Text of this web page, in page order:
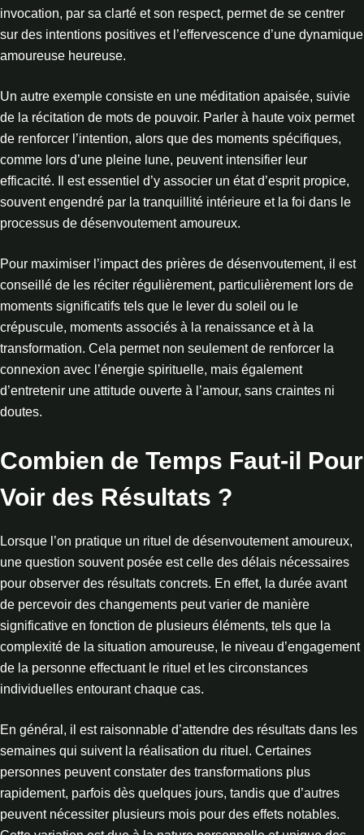
invocation, par sa clarté et son respect, permet de se centrer
sur des intentions positives et l’effervescence d’une dynamique
amoureuse heureuse.
Un autre exemple consiste en une méditation apaisée, suivie
de la récitation de mots de pouvoir. Parler à haute voix permet
de renforcer l’intention, alors que des moments spécifiques,
comme lors d’une pleine lune, peuvent intensifier leur
efficacité. Il est essentiel d’y associer un état d’esprit propice,
souvent engendré par la tranquillité intérieure et la foi dans le
processus de désenvoutement amoureux.
Pour maximiser l’impact des prières de désenvoutement, il est
conseillé de les réciter régulièrement, particulièrement lors de
moments significatifs tels que le lever du soleil ou le
crépuscule, moments associés à la renaissance et à la
transformation. Cela permet non seulement de renforcer la
connexion avec l’énergie spirituelle, mais également
d’entretenir une attitude ouverte à l’amour, sans craintes ni
doutes.
Combien de Temps Faut-il Pour
Voir des Résultats ?
Lorsque l’on pratique un rituel de désenvoutement amoureux,
une question souvent posée est celle des délais nécessaires
pour observer des résultats concrets. En effet, la durée avant
de percevoir des changements peut varier de manière
significative en fonction de plusieurs éléments, tels que la
complexité de la situation amoureuse, le niveau d’engagement
de la personne effectuant le rituel et les circonstances
individuelles entourant chaque cas.
En général, il est raisonnable d’attendre des résultats dans les
semaines qui suivent la réalisation du rituel. Certaines
personnes peuvent constater des transformations plus
rapidement, parfois dès quelques jours, tandis que d’autres
peuvent nécessiter plusieurs mois pour des effets notables.